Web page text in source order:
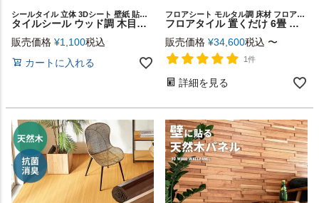
シールタイル 立体 3Dシート 壁紙 貼る 簡単 リノベーション
タイルシール ウッド調 木目調 壁材 1枚入り 正方形 シート ナチュラル グレージュ [67029]【 タイル シール 台所 キッチン 洗面所 トイレ 鏡 水回り 防水 撥水 DIY ウォールステッカー デコレーション リメイク カフェ風 おしゃれ リゾート シンプル 西海岸風 男前 】
販売価格 ¥1,100税込
カートに入れる
フロアシート モルタル調 床材 フロアマット 賃貸 石目 モノトーン フロアータイル セメント 風 シート タイル DIY リフォーム材 張り替え ペット キズ防止 店舗 カフェ 美容院 天然石風
フロアタイル 置くだけ 6畳 大理石 54枚セット 賃貸OK 床材 フローリングマット 床タイル 吸着 貼ってはがせる 接着剤不要 敷くだけ 床 DIY リフォーム 模様替え 簡単 おしゃれ 置き敷きタイプ マーブル ストーン調 グレー ホワイト リゾート SOLUM ソルム [set54-84]
販売価格 ¥34,600税込 〜
1件
詳細を見る